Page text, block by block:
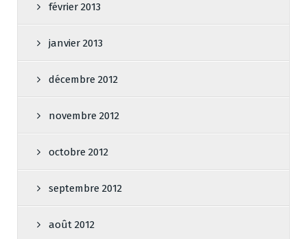
février 2013
janvier 2013
décembre 2012
novembre 2012
octobre 2012
septembre 2012
août 2012